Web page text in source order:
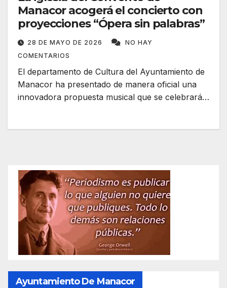
Manacor acogerá el concierto con
proyecciones “Ópera sin palabras”
28 DE MAYO DE 2026
NO HAY
COMENTARIOS
El departamento de Cultura del Ayuntamiento de
Manacor ha presentado de manera oficial una
innovadora propuesta musical que se celebrará…
Ayuntamiento De Manacor